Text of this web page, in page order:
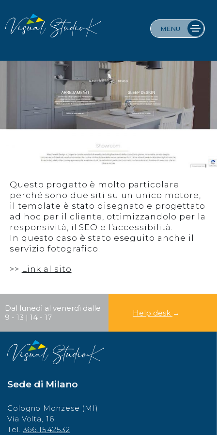
content
Web Agency a Milano – Progettazione siti
Siti internet, Servizi foto, video e web contents
MENU
Questo progetto è molto particolare
perché sono due siti su un unico motore,
il template è stato disegnato e progettato
ad hoc per il cliente, ottimizzandolo per la
responsività, il SEO e l’accessibilità.
In questo caso è stato eseguito anche il
servizio fotografico.
>> Link al sito
Dal lunedì al venerdì dalle
9 - 13 | 14 - 17
Help desk →
Sede di Milano
Cologno Monzese (MI)
Via Volta, 16
Tel. 366.1542532